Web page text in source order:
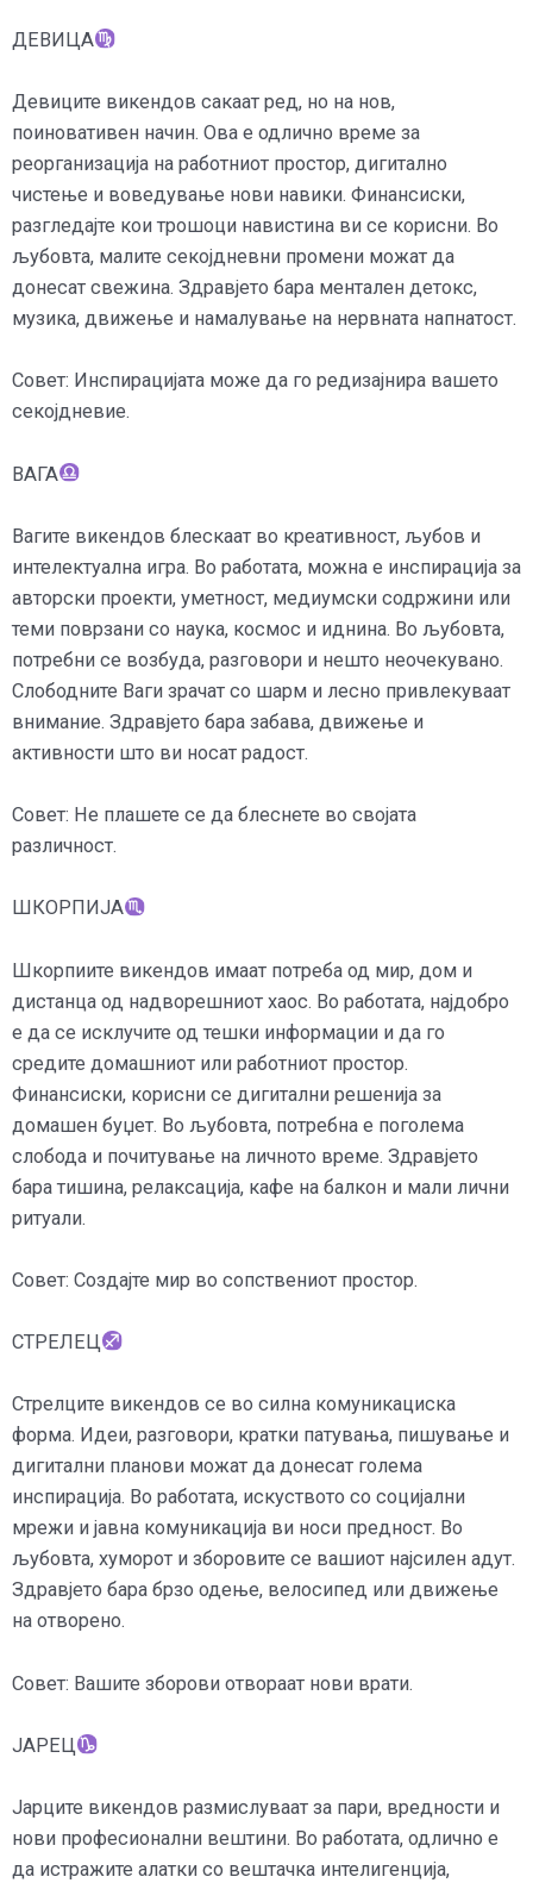
ДЕВИЦА
Девиците викендов сакаат ред, но на нов,
поиновативен начин. Ова е одлично време за
реорганизација на работниот простор, дигитално
чистење и воведување нови навики. Финансиски,
разгледајте кои трошоци навистина ви се корисни. Во
љубовта, малите секојдневни промени можат да
донесат свежина. Здравјето бара ментален детокс,
музика, движење и намалување на нервната напнатост.
Совет: Инспирацијата може да го редизајнира вашето
секојдневие.
ВАГА
Вагите викендов блескаат во креативност, љубов и
интелектуална игра. Во работата, можна е инспирација за
авторски проекти, уметност, медиумски содржини или
теми поврзани со наука, космос и иднина. Во љубовта,
потребни се возбуда, разговори и нешто неочекувано.
Слободните Ваги зрачат со шарм и лесно привлекуваат
внимание. Здравјето бара забава, движење и
активности што ви носат радост.
Совет: Не плашете се да блеснете во својата
различност.
ШКОРПИЈА
Шкорпиите викендов имаат потреба од мир, дом и
дистанца од надворешниот хаос. Во работата, најдобро
е да се исклучите од тешки информации и да го
средите домашниот или работниот простор.
Финансиски, корисни се дигитални решенија за
домашен буџет. Во љубовта, потребна е поголема
слобода и почитување на личното време. Здравјето
бара тишина, релаксација, кафе на балкон и мали лични
ритуали.
Совет: Создајте мир во сопствениот простор.
СТРЕЛЕЦ
Стрелците викендов се во силна комуникациска
форма. Идеи, разговори, кратки патувања, пишување и
дигитални планови можат да донесат голема
инспирација. Во работата, искуството со социјални
мрежи и јавна комуникација ви носи предност. Во
љубовта, хуморот и зборовите се вашиот најсилен адут.
Здравјето бара брзо одење, велосипед или движење
на отворено.
Совет: Вашите зборови отвораат нови врати.
ЈАРЕЦ
Јарците викендов размислуваат за пари, вредности и
нови професионални вештини. Во работата, одлично е
да истражите алатки со вештачка интелигенција,